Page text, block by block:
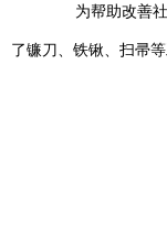
为帮助改善社
了镰刀、铁锹、扫帚